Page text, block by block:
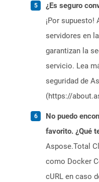
¿Es seguro
¡Por supuesto!
servidores en
garantizan la
servicio. Lea
seguridad de
(https://
No puedo
favorito. ¿Qué
Aspose.Total
como Docker
cURL en caso